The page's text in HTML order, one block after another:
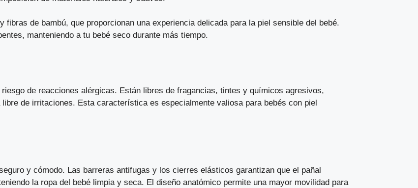
fibras de bambú, que proporcionan una experiencia delicada para la piel sensible del bebé.
manteniendo a tu bebé seco durante más tiempo.
de reacciones alérgicas. Están libres de fragancias, tintes y químicos agresivos,
de irritaciones. Esta característica es especialmente valiosa para bebés con piel
y cómodo. Las barreras antifugas y los cierres elásticos garantizan que el pañal
la ropa del bebé limpia y seca. El diseño anatómico permite una mayor movilidad para